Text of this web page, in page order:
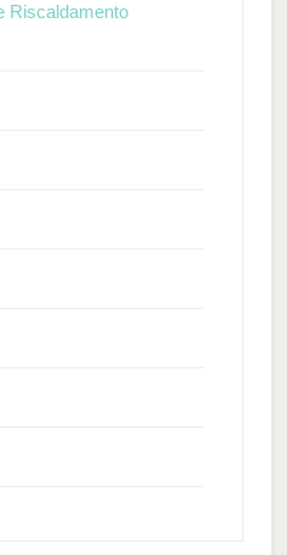
Riscaldamento